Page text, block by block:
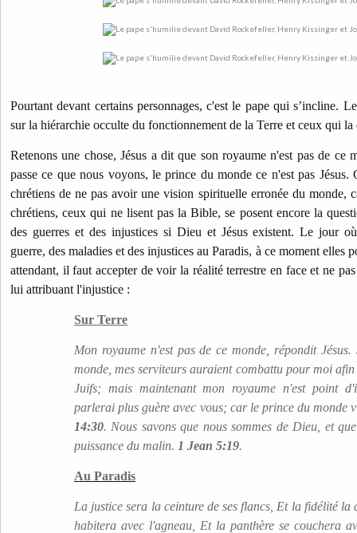
Pourtant devant certains personnages, c'est le pape qui s’incline.
sur la hiérarchie occulte du fonctionnement de la Terre et ceux qui
Retenons une chose, Jésus a dit que son royaume n'est pas de ce
passe ce que nous voyons, le prince du monde ce n'est pas Jésus.
chrétiens de ne pas avoir une vision spirituelle erronée du monde,
chrétiens, ceux qui ne lisent pas la Bible, se posent encore la
des guerres et des injustices si Dieu et Jésus existent. Le jour
guerre, des maladies et des injustices au Paradis, à ce moment elles
attendant, il faut accepter de voir la réalité terrestre en face et ne
lui attribuant l'injustice :
Sur Terre
Mon royaume n'est pas de ce monde, répondit
monde, mes serviteurs auraient combattu pour moi
Juifs; mais maintenant mon royaume n'est point
parlerai plus guère avec vous; car le prince du monde
14:30. Nous savons que nous sommes de Dieu, et
puissance du malin. 1 Jean 5:19.
Au Paradis
La justice sera la ceinture de ses flancs, Et la fidélité la
habitera avec l'agneau, Et la panthère se couchera